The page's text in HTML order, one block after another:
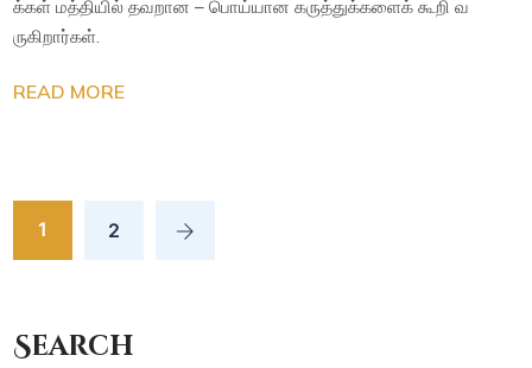
க்கள் மத்தியில் தவறான – பொய்யான கருத்துக்களைக் கூறி வ
ருகிறார்கள்.
READ MORE
1 2
Search